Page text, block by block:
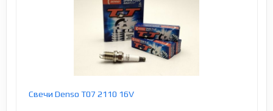
Свечи Denso T07 2110 16V